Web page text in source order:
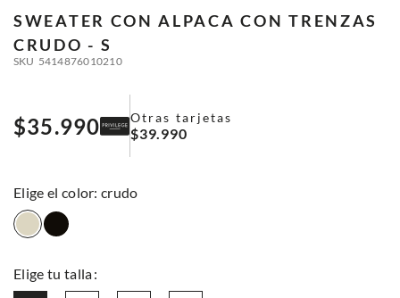
SWEATER CON ALPACA CON TRENZAS
CRUDO - S
SKU 5414876010210
$35.990 Otras tarjetas
$39.990
: crudo